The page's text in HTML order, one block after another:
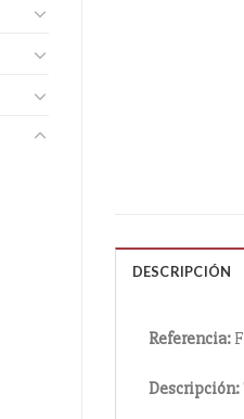
DESCRIPCIÓN
Referencia:
Descripción: